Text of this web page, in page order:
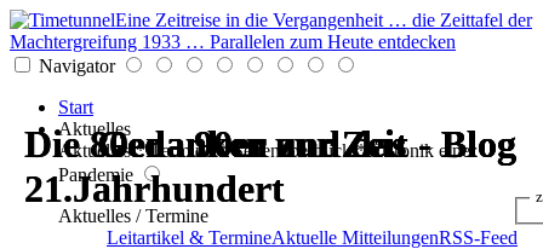
Eine Zeitreise in die Vergangenheit … die Zeittafel der
Machtergreifung 1933 … Parallelen zum Heute entdecken
Navigator
Start
Aktuelles
Aktuelles * Termine * Seitenüberblick * Chronik einer
Pandemie
Aktuelles / Termine
Leitartikel & TermineAktuelle MitteilungenRSS-Feed
Gedanken zur Zeit - Blog
Die 80er - 90er und das
21.Jahrhundert
Gedanken zur Zeit - Blog
Gedanken zur Zeit - Blog
Die 80er - 90er und das
21.Jahrhundert
Gedanken zur Zeit - Blog